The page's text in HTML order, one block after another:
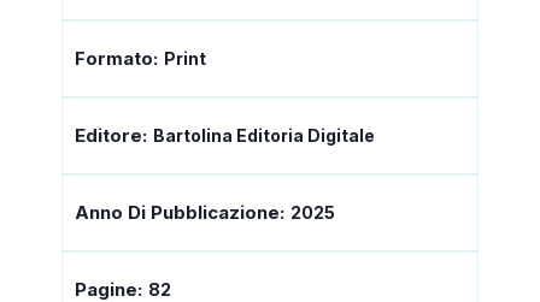
Formato: Print
Editore: Bartolina Editoria Digitale
Anno Di Pubblicazione: 2025
Pagine: 82